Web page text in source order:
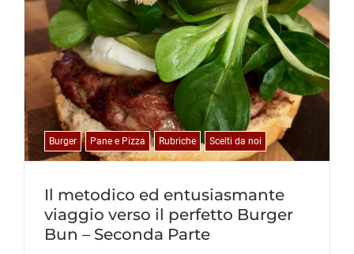
Il metodico ed entusiasmante
viaggio verso il perfetto Burger
Bun – Seconda Parte
Burger Pane e Pizza Rubriche Scelti da noi